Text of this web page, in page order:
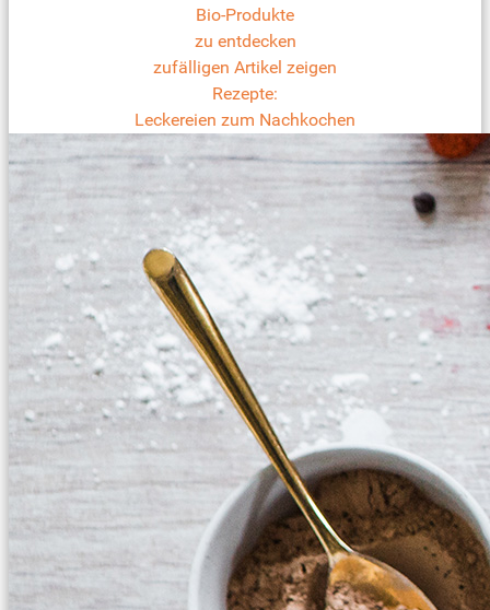
Bio-Produkte
zu entdecken
zufälligen Artikel zeigen
Rezepte:
Leckereien zum Nachkochen